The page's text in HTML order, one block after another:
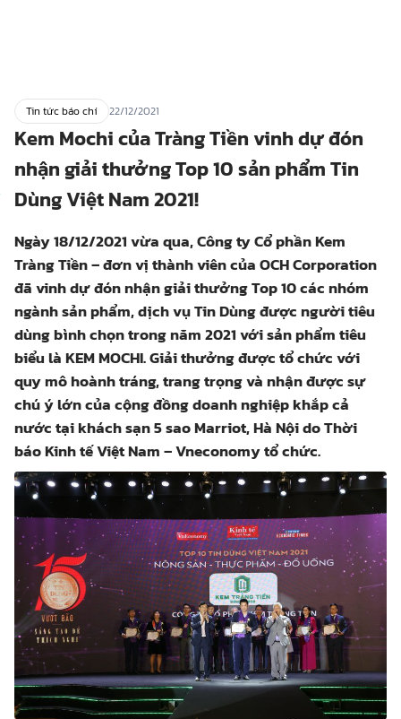
Tin tức báo chí 22/12/2021
Kem Mochi của Tràng Tiền vinh dự đón
nhận giải thưởng Top 10 sản phẩm Tin
Dùng Việt Nam 2021!
Ngày 18/12/2021 vừa qua, Công ty Cổ phần Kem
Tràng Tiền – đơn vị thành viên của OCH Corporation
đã vinh dự đón nhận giải thưởng Top 10 các nhóm
ngành sản phẩm, dịch vụ Tin Dùng được người tiêu
dùng bình chọn trong năm 2021 với sản phẩm tiêu
biểu là KEM MOCHI. Giải thưởng được tổ chức với
quy mô hoành tráng, trang trọng và nhận được sự
chú ý lớn của cộng đồng doanh nghiệp khắp cả
nước tại khách sạn 5 sao Marriot, Hà Nội do Thời
báo Kinh tế Việt Nam – Vneconomy tổ chức.